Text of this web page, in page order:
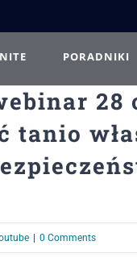
PORADNIKI
28
tanio
0 Comments